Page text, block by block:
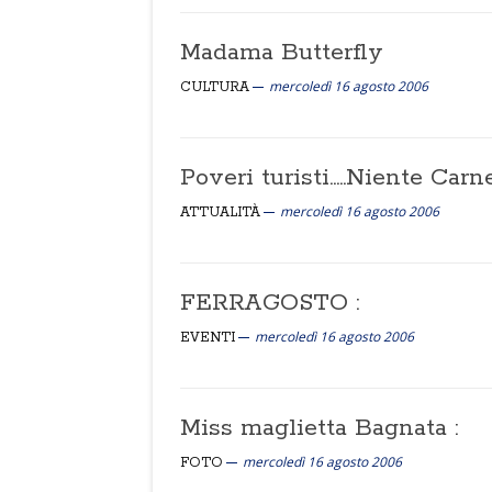
Madama Butterfly
CULTURA mercoledì 16 agosto 2006
Poveri turisti.....Niente
ATTUALITÀ mercoledì 16 agosto 2006
FERRAGOSTO :
EVENTI mercoledì 16 agosto 2006
Miss maglietta Bagnata :
FOTO mercoledì 16 agosto 2006